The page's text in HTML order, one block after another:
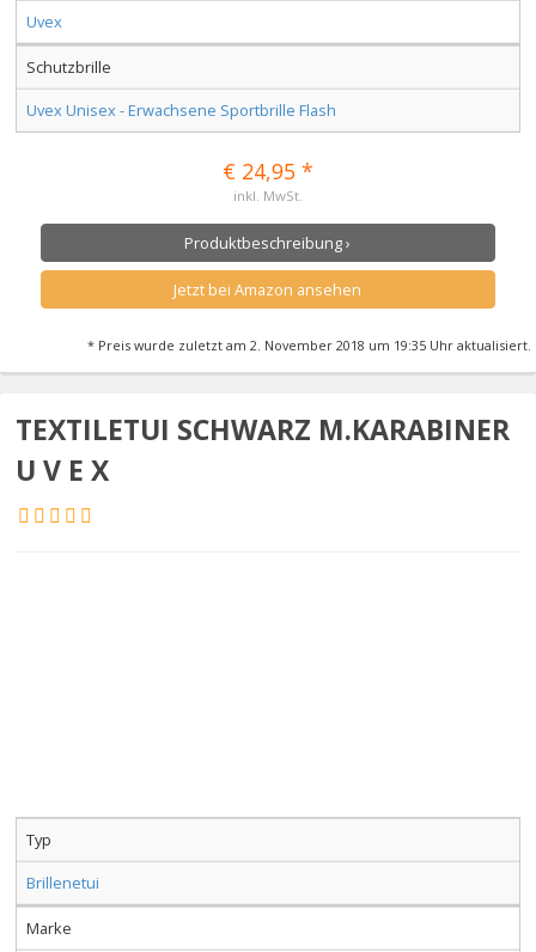
Uvex
Schutzbrille
Uvex Unisex - Erwachsene Sportbrille Flash
€ 24,95 *
inkl. MwSt.
Produktbeschreibung ›
Jetzt bei Amazon ansehen
* Preis wurde zuletzt am 2. November 2018 um 19:35 Uhr aktualisiert.
TEXTILETUI SCHWARZ M.KARABINER
U V E X
Typ
Brillenetui
Marke